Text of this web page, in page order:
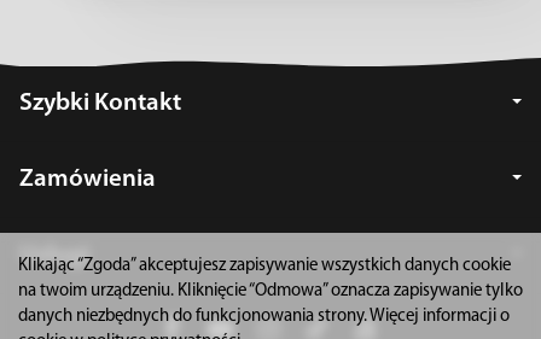
Szybki Kontakt
Zamówienia
Usługi
Klikając “Zgoda” akceptujesz zapisywanie wszystkich danych cookie
na twoim urządzeniu. Kliknięcie “Odmowa” oznacza zapisywanie tylko
danych niezbędnych do funkcjonowania strony. Więcej informacji o